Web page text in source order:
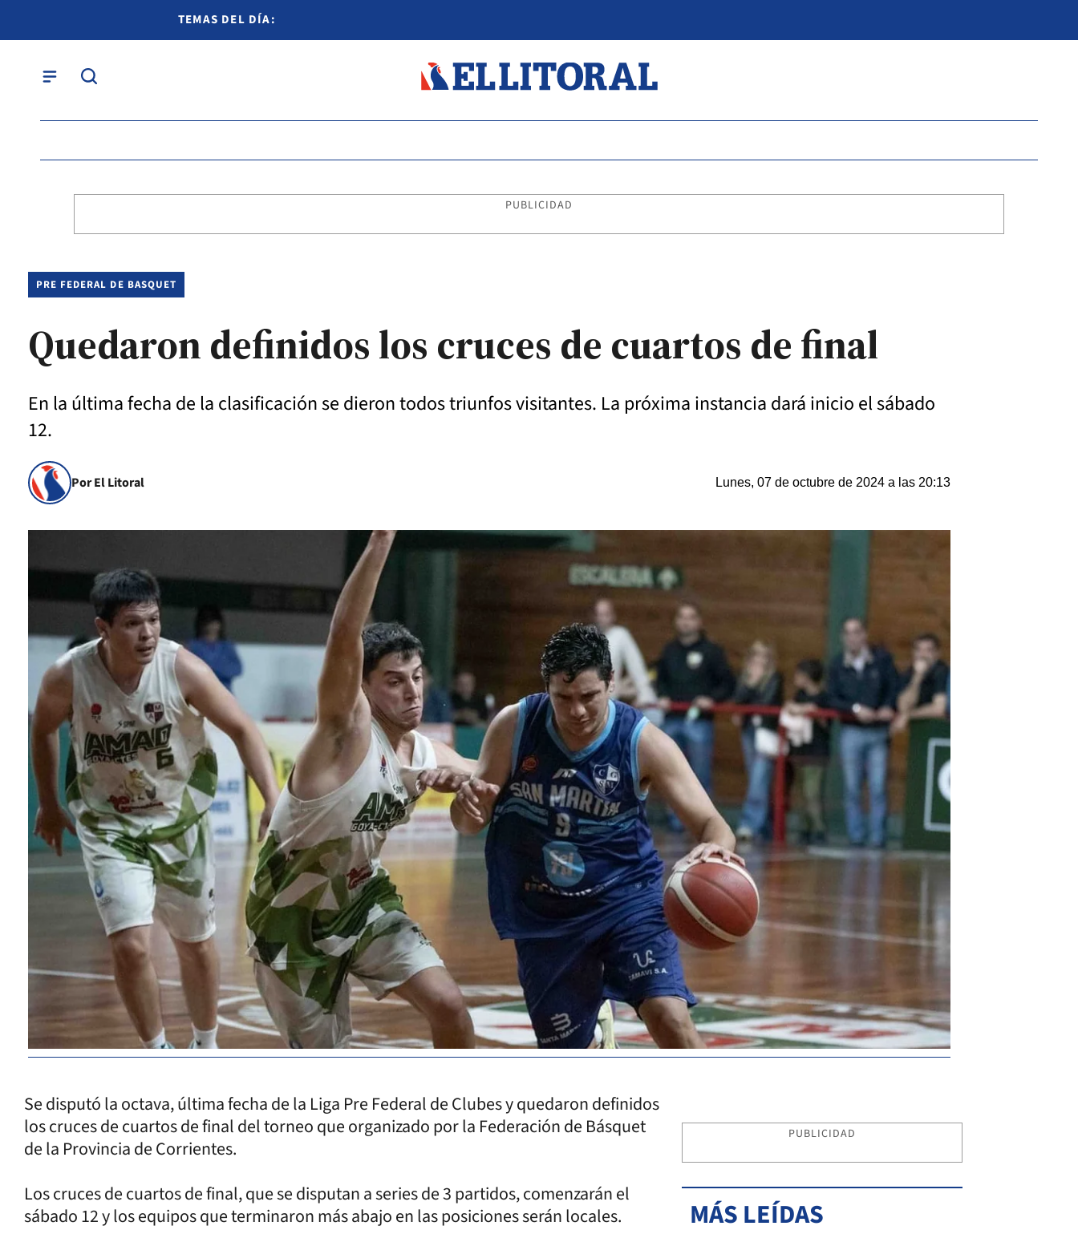
TEMAS DEL DÍA:
PUBLICIDAD
PRE FEDERAL DE BASQUET
Quedaron definidos los cruces de cuartos de final
En la última fecha de la clasificación se dieron todos triunfos visitantes. La próxima instancia dará inicio el sábado
12.
Por El Litoral Lunes, 07 de octubre de 2024 a las 20:13
Se disputó la octava, última fecha de la Liga Pre Federal de Clubes y quedaron definidos
los cruces de cuartos de final del torneo que organizado por la Federación de Básquet
de la Provincia de Corrientes.
Los cruces de cuartos de final, que se disputan a series de 3 partidos, comenzarán el
sábado 12 y los equipos que terminaron más abajo en las posiciones serán locales.
PUBLICIDAD
MÁS LEÍDAS